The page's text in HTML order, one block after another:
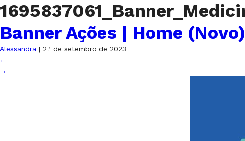
Banner Ações | Home (Novo)
Alessandra | 27 de setembro de 2023
←
→